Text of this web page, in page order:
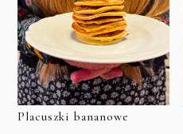
Placuszki bananowe